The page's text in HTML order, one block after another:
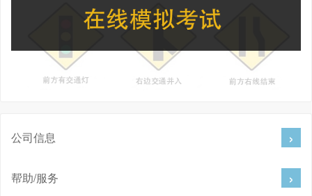
公司信息
帮助/服务